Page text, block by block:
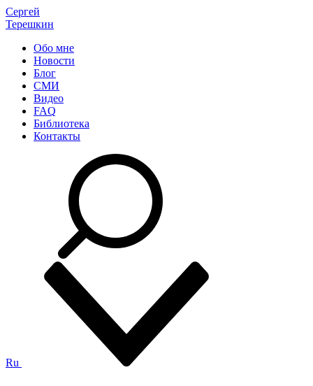
Сергей
Терешкин
Обо мне
Новости
Блог
СМИ
Видео
FAQ
Библиотека
Контакты
Ru